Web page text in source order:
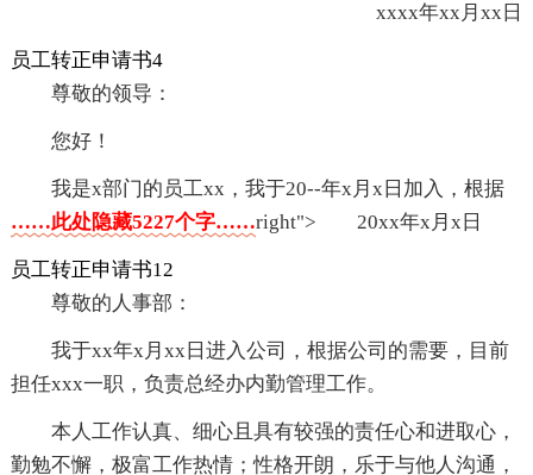
xxxx年xx月xx日
员工转正申请书4
尊敬的领导：
您好！
我是x部门的员工xx，我于20--年x月x日加入，根据
……此处隐藏5227个字……right"> 20xx年x月x日
员工转正申请书12
尊敬的人事部：
我于xx年x月xx日进入公司，根据公司的需要，目前
担任xxx一职，负责总经办内勤管理工作。
本人工作认真、细心且具有较强的责任心和进取心，
勤勉不懈，极富工作热情；性格开朗，乐于与他人沟通，